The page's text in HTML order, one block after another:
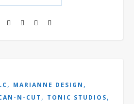
, MARIANNE DESIGN ,
N-CUT , TONIC STUDIOS,